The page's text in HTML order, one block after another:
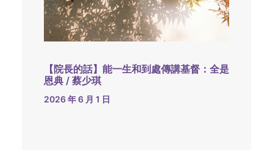
【院長的話】能一生和到處傳講基督：全是
恩典 / 蔡少琪
2026 年 6 月 1 日